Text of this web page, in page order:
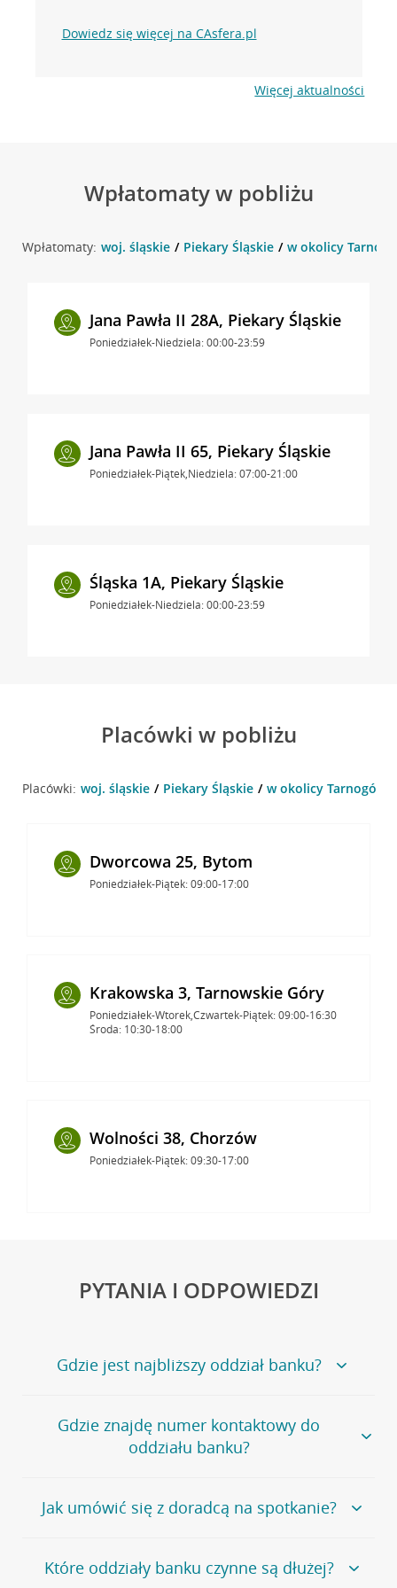
Dowiedz się więcej na CAsfera.pl
Więcej aktualności
Wpłatomaty w pobliżu
Wpłatomaty: woj. śląskie Piekary Śląskie w okolicy
Jana Pawła II 28A, Piekary Śląskie
Poniedziałek-Niedziela: 00:00-23:59
Jana Pawła II 65, Piekary Śląskie
Poniedziałek-Piątek,Niedziela: 07:00-21:00
Śląska 1A, Piekary Śląskie
Poniedziałek-Niedziela: 00:00-23:59
Placówki w pobliżu
Placówki: woj. śląskie Piekary Śląskie w okolicy
Dworcowa 25, Bytom
Poniedziałek-Piątek: 09:00-17:00
Krakowska 3, Tarnowskie Góry
Poniedziałek-Wtorek,Czwartek-Piątek: 09:00-16:30
Środa: 10:30-18:00
Wolności 38, Chorzów
Poniedziałek-Piątek: 09:30-17:00
PYTANIA I ODPOWIEDZI
Gdzie jest najbliższy oddział banku?
Jeśli szukasz oddziału naszego banku, zapraszamy na
stronęPlacówki i bankomaty, na której znajduje się
wygodna wyszukiwarka.
oddziałów
Gdzie znajdę numer kontaktowy do
oddziału banku?
Bank Credit Agricole nie udostępnia ogólnego numeru
telefonu do placówki bankowej.
umówienia się z doradcą w placówce bankowej .
Jak umówić się z doradcą na spotkanie?
Jeśli jesteś już naszym
klientemmożeszsamodzielnieumówić się na spotkanie z
Które oddziały banku czynne są dłużej?